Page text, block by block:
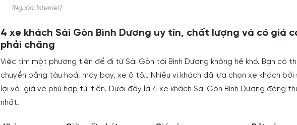
(Nguồn: Internet)
4 xe khách Sài Gòn Bình Dương uy tín, chất lượng và có giá
phải chăng
Việc tìm một phương tiện để đi từ Sài Gòn tới Bình Dương không hề khó. Bạn có
chuyển bằng tàu hoả, máy bay, xe ô tô… Nhiều vị khách đã lựa chọn xe khách bởi
lợi và giá vé phù hợp túi tiền. Dưới đây là 4 xe khách Sài Gòn Bình Dương đáng
nhất.